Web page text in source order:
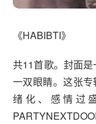
《HABIBTI》
共11首歌。封面
一双眼睛。这张
绪化、感情过